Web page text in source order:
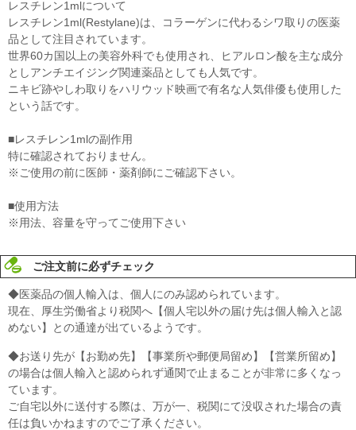
レスチレン1mlについて
レスチレン1ml(Restylane)は、コラーゲンに代わるシワ取りの医薬
品として注目されています。
世界60カ国以上の美容外科でも使用され、ヒアルロン酸を主な成分
としアンチエイジング関連薬品としても人気です。
ニキビ跡やしわ取りをハリウッド映画で有名な人気俳優も使用した
という話です。
■レスチレン1mlの副作用
特に確認されておりません。
※ご使用の前に医師・薬剤師にご確認下さい。
■使用方法
※用法、容量を守ってご使用下さい
ご注文前に必ずチェック
◆医薬品の個人輸入は、個人にのみ認められています。
現在、厚生労働省より税関へ【個人宅以外の届け先は個人輸入と認
めない】との通達が出ているようです。
◆お送り先が【お勤め先】【事業所や郵便局留め】【営業所留め】
の場合は個人輸入と認められず通関で止まることが非常に多くなっ
ています。
ご自宅以外に送付する際は、万が一、税関にて没収された場合の責
任は負いかねますのでご了承ください。